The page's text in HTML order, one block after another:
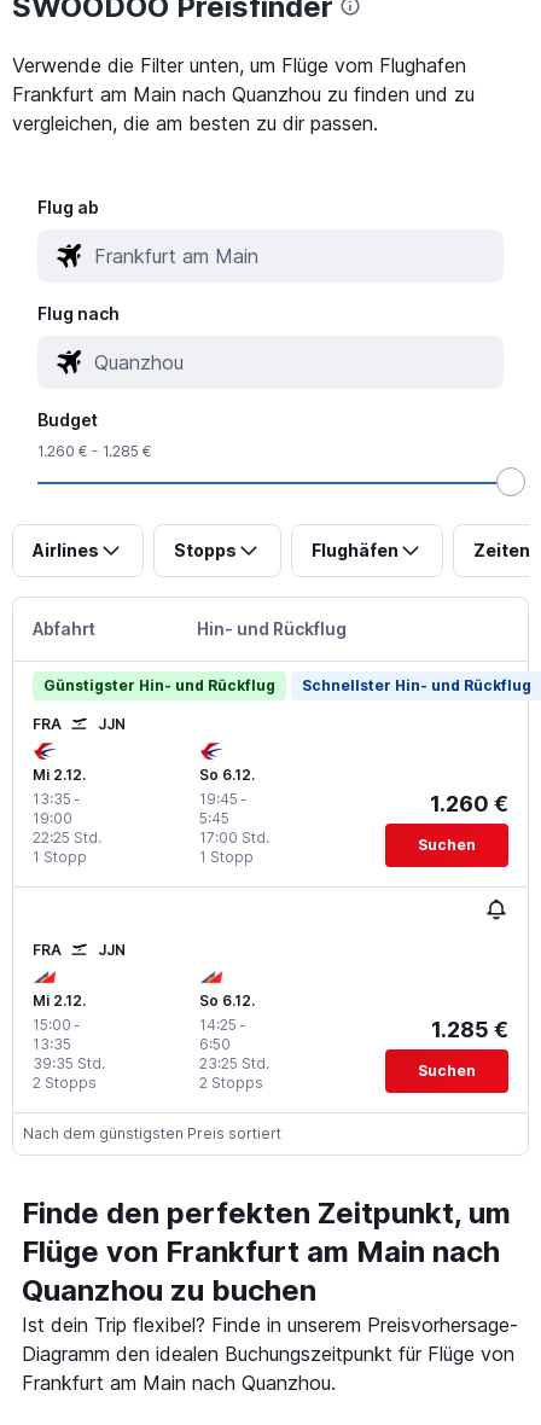
Verwende die Filter unten, um Flüge vom Flughafen
Frankfurt am Main nach Quanzhou zu finden und zu
vergleichen, die am besten zu dir passen.
Flug ab
Flug nach
Budget
1.260 € - 1.285 €
Airlines Stopps Flughäfen Zeiten
Abfahrt Hin- und Rückflug
Günstigster Hin- und Rückflug Schnellster Hin- und Rückflug
FRA JJN
Mi 2.12.
13:35 -
19:00
1 Stopp
22:25 Std.
So 6.12.
19:45 -
5:45
1 Stopp
17:00 Std.
1.260 €
Suchen
FRA JJN
Mi 2.12.
15:00 -
13:35
2 Stopps
39:35 Std.
So 6.12.
14:25 -
6:50
2 Stopps
23:25 Std.
1.285 €
Suchen
Nach dem günstigsten Preis sortiert
Finde den perfekten Zeitpunkt, um
Flüge von Frankfurt am Main nach
Quanzhou zu buchen
Ist dein Trip flexibel? Finde in unserem Preisvorhersage-
Diagramm den idealen Buchungszeitpunkt für Flüge von
Frankfurt am Main nach Quanzhou.